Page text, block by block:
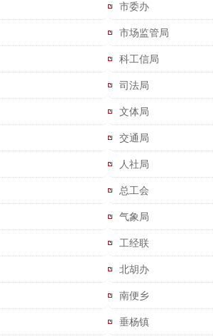
市委办
市场监管局
科工信局
司法局
文体局
交通局
人社局
总工会
气象局
工经联
北胡办
南便乡
垂杨镇